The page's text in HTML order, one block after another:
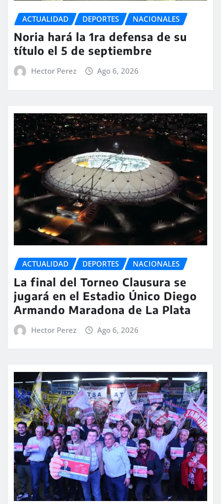
ACTUALIDAD DEPORTES NACIONALES
Noria hará la 1ra defensa de su
título el 5 de septiembre
Hector Perez Ago 6, 2026
ACTUALIDAD DEPORTES NACIONALES
La final del Torneo Clausura se
jugará en el Estadio Único Diego
Armando Maradona de La Plata
Hector Perez Ago 6, 2026